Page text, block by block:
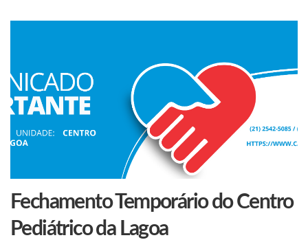
Fechamento Temporário do Centro
Pediátrico da Lagoa